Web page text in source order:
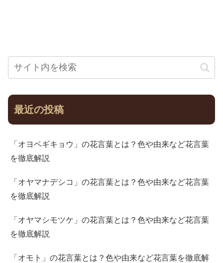
最近の投稿
「オヨベギキョウ」の花言葉とは？色や由来など花言葉
を徹底解説
「オヤマナデシコ」の花言葉とは？色や由来など花言葉
を徹底解説
「オヤマシモツケ」の花言葉とは？色や由来など花言葉
を徹底解説
「オモト」の花言葉とは？色や由来など花言葉を徹底解